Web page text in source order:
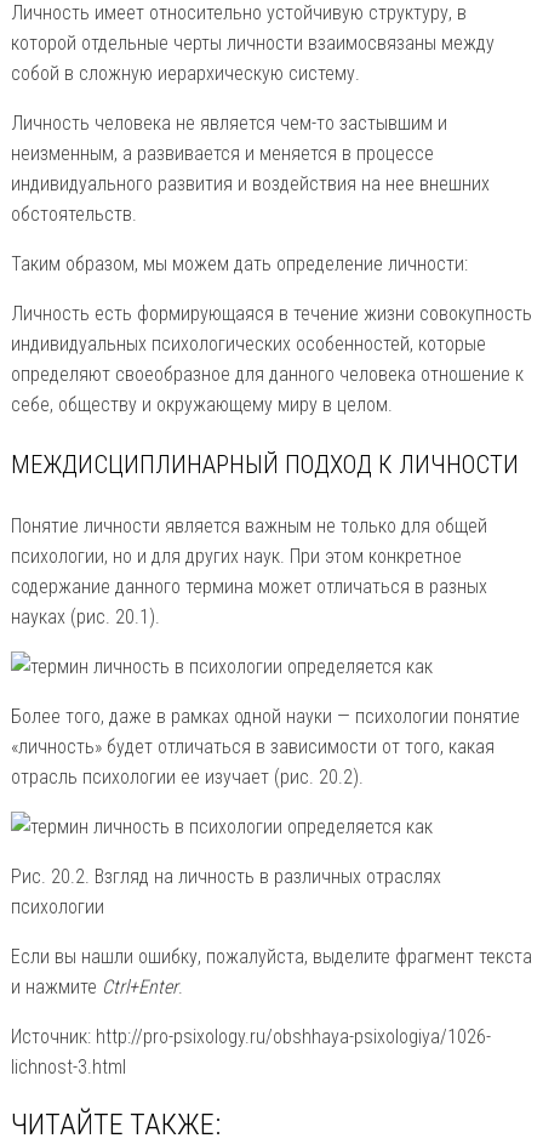
Личность имеет относительно устойчивую структуру, в
которой отдельные черты личности взаимосвязаны между
собой в сложную иерархическую систему.
Личность человека не является чем-то застывшим и
неизменным, а развивается и меняется в процессе
индивидуального развития и воздействия на нее внешних
обстоятельств.
Таким образом, мы можем дать определение личности:
Личность есть формирующаяся в течение жизни совокупность
индивидуальных психологических особенностей, которые
определяют своеобразное для данного человека отношение к
себе, обществу и окружающему миру в целом.
МЕЖДИСЦИПЛИНАРНЫЙ ПОДХОД К ЛИЧНОСТИ
Понятие личности является важным не только для общей
психологии, но и для других наук. При этом конкретное
содержание данного термина может отличаться в разных
науках (рис. 20.1).
Более того, даже в рамках одной науки — психологии понятие
«личность» будет отличаться в зависимости от того, какая
отрасль психологии ее изучает (рис. 20.2).
Рис. 20.2. Взгляд на личность в различных отраслях
психологии
Если вы нашли ошибку, пожалуйста, выделите фрагмент текста
и нажмите Ctrl+Enter.
Источник: http://pro-psixology.ru/obshhaya-psixologiya/1026-
lichnost-3.html
ЧИТАЙТЕ ТАКЖЕ: